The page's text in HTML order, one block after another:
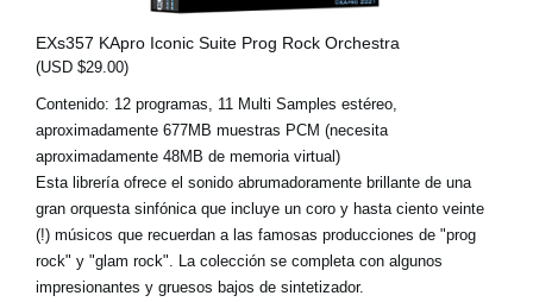
EXs357 KApro Iconic Suite Prog Rock Orchestra
(USD $29.00)
Contenido: 12 programas, 11 Multi Samples estéreo,
aproximadamente 677MB muestras PCM (necesita
aproximadamente 48MB de memoria virtual)
Esta librería ofrece el sonido abrumadoramente brillante de una
gran orquesta sinfónica que incluye un coro y hasta ciento veinte
(!) músicos que recuerdan a las famosas producciones de "prog
rock" y "glam rock". La colección se completa con algunos
impresionantes y gruesos bajos de sintetizador.